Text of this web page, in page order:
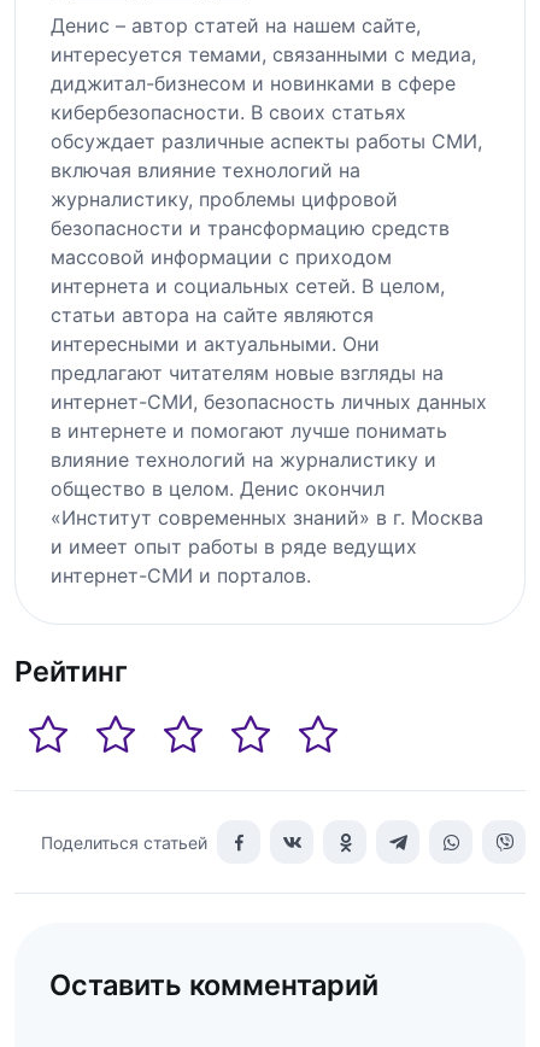
Денис – автор статей на нашем сайте,
интересуется темами, связанными с медиа,
диджитал-бизнесом и новинками в сфере
кибербезопасности. В своих статьях
обсуждает различные аспекты работы СМИ,
включая влияние технологий на
журналистику, проблемы цифровой
безопасности и трансформацию средств
массовой информации с приходом
интернета и социальных сетей. В целом,
статьи автора на сайте являются
интересными и актуальными. Они
предлагают читателям новые взгляды на
интернет-СМИ, безопасность личных данных
в интернете и помогают лучше понимать
влияние технологий на журналистику и
общество в целом. Денис окончил
«Институт современных знаний» в г. Москва
и имеет опыт работы в ряде ведущих
интернет-СМИ и порталов.
Рейтинг
Поделиться статьей
Оставить комментарий